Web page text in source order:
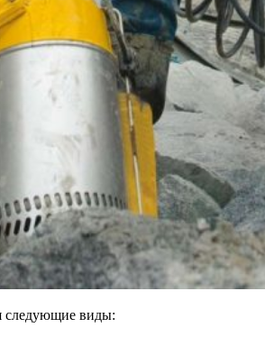
следующие виды: